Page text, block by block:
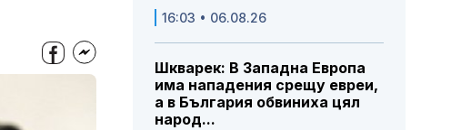
16:03 • 06.08.26
Шкварек: В Западна Европа
има нападения срещу евреи,
а в България обвиниха цял
народ...